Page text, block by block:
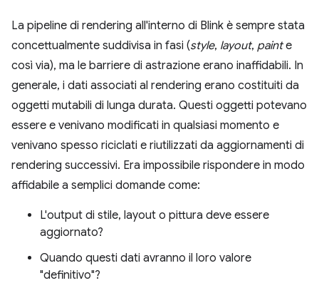
La pipeline di rendering all'interno di Blink è sempre stata
concettualmente suddivisa in fasi (style, layout, painte
così via), ma le barriere di astrazione erano inaffidabili. In
generale, i dati associati al rendering erano costituiti da
oggetti mutabili di lunga durata. Questi oggetti potevano
essere e venivano modificati in qualsiasi momento e
venivano spesso riciclati e riutilizzati da aggiornamenti di
rendering successivi. Era impossibile rispondere in modo
affidabile a semplici domande come:
L'output di stile, layout o pittura deve essere
aggiornato?
Quando questi dati avranno il loro valore
"definitivo"?